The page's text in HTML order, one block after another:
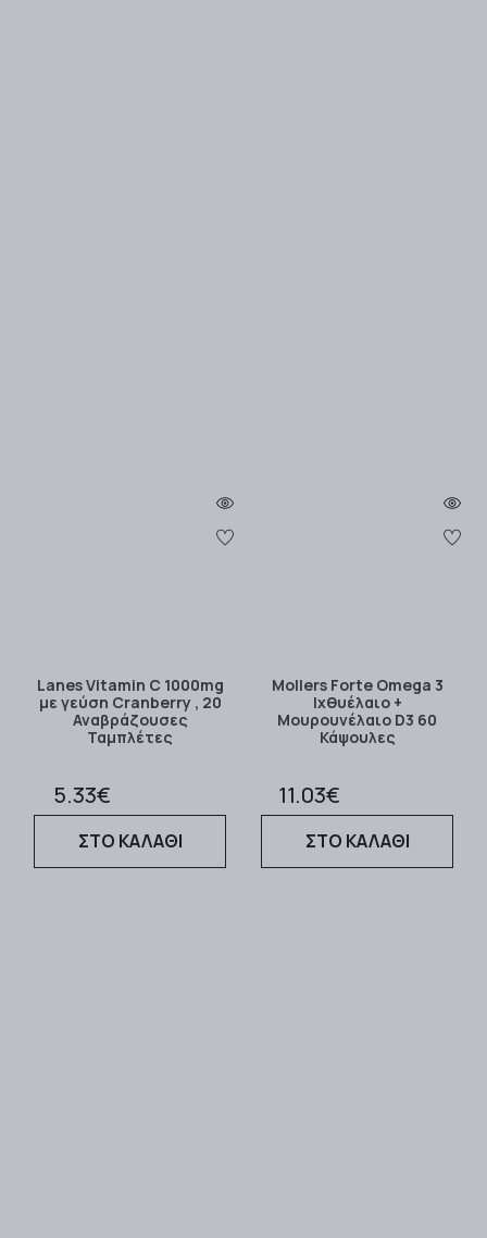
Lanes Vitamin C 1000mg
με γεύση Cranberry , 20
Αναβράζουσες
Ταμπλέτες
5.33€
ΣΤΟ ΚΑΛΑΘΙ
Mollers Forte Omega 3
Ιχθυέλαιο +
Μουρουνέλαιο D3 60
Κάψουλες
11.03€
ΣΤΟ ΚΑΛΑΘΙ